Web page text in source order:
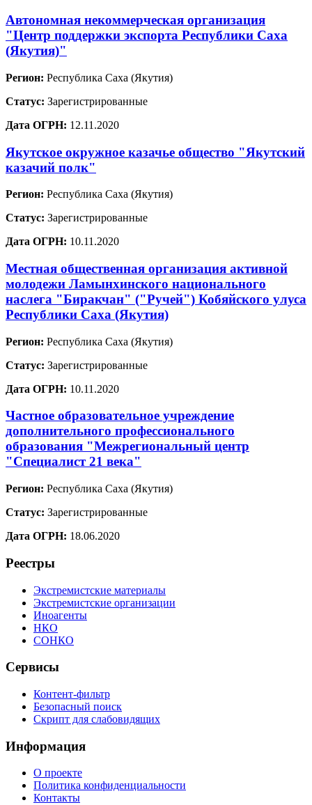
Автономная некоммерческая организация
"Центр поддержки экспорта Республики Саха
(Якутия)"
Регион: Республика Саха (Якутия)
Статус: Зарегистрированные
Дата ОГРН: 12.11.2020
Якутское окружное казачье общество "Якутский
казачий полк"
Регион: Республика Саха (Якутия)
Статус: Зарегистрированные
Дата ОГРН: 10.11.2020
Местная общественная организация активной
молодежи Ламынхинского национального
наслега "Биракчан" ("Ручей") Кобяйского улуса
Республики Саха (Якутия)
Регион: Республика Саха (Якутия)
Статус: Зарегистрированные
Дата ОГРН: 10.11.2020
Частное образовательное учреждение
дополнительного профессионального
образования "Межрегиональный центр
"Специалист 21 века"
Регион: Республика Саха (Якутия)
Статус: Зарегистрированные
Дата ОГРН: 18.06.2020
Реестры
Экстремистские материалы
Экстремистские организации
Иноагенты
НКО
СОНКО
Сервисы
Контент-фильтр
Безопасный поиск
Скрипт для слабовидящих
Информация
О проекте
Политика конфиденциальности
Контакты